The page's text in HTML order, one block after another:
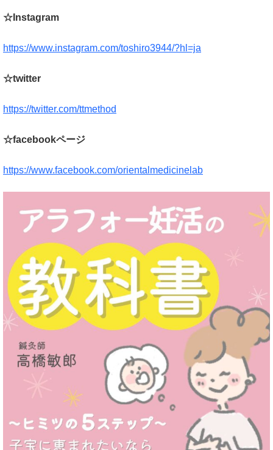
☆Instagram
https://www.instagram.com/toshiro3944/?hl=ja
☆twitter
https://twitter.com/ttmethod
☆facebookページ
https://www.facebook.com/orientalmedicinelab